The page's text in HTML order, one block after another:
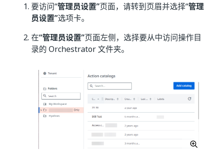
要访问“管理员设置”页面，请转到页眉并选择“管理
员设置”选项卡。
在“管理员设置”页面左侧，选择要从中访问操作目
录的 Orchestrator 文件夹。